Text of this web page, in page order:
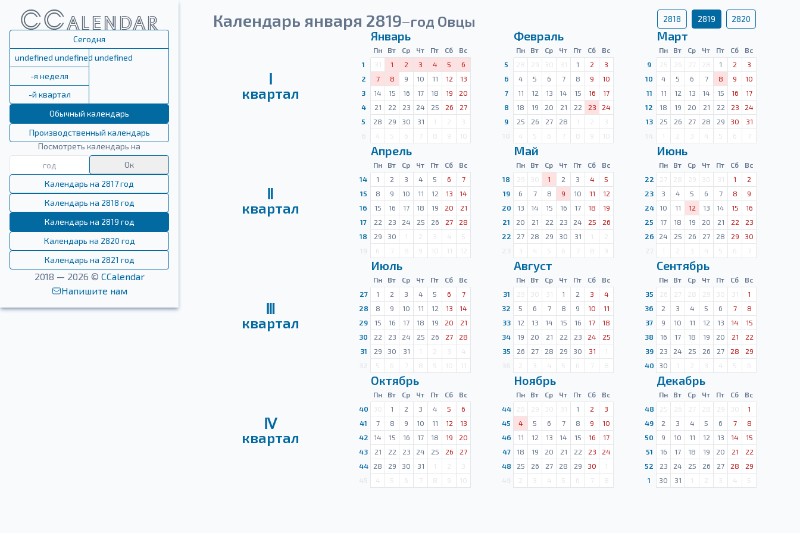
Сегодня
undefined undefined undefined
-я неделя
-й квартал
Обычный календарь
Производственный календарь
Посмотреть календарь на
Ок
Календарь на 2817 год
Календарь на 2818 год
Календарь на 2819 год
Календарь на 2820 год
Календарь на 2821 год
2018 — 2026 © CCalendar
Напишите нам
Календарь января 2819—год Овцы 2818 2819 2820
Ⅰ
квартал
Январь
Пн Вт Ср Чт Пт Сб
Вс
1
31 1 2 3 4 5
6
2
7 8 9 10 11 12
13
3
14 15 16 17 18 19
20
4
21 22 23 24 25 26
27
5
28 29 30 31 1 2
3
4 5 6 7 8 9 10
Февраль
Пн Вт Ср Чт Пт Сб
Вс
5
28 29 30 31 1 2
3
6
4 5 6 7 8 9
10
7
11 12 13 14 15 16
17
8
18 19 20 21 22 23
24
9
25 26 27 28 1 2
3
4 5 6 7 8 9 10
Март
Пн Вт Ср Чт Пт Сб
Вс
9
25 26 27 28 1 2
3
10
4 5 6 7 8 9
10
11
11 12 13 14 15 16
17
12
18 19 20 21 22 23
24
13
25 26 27 28 29 30
31
1 2 3 4 5 6 7
Ⅱ
квартал
Апрель
Пн Вт Ср Чт Пт Сб
Вс
14
1 2 3 4 5 6
7
15
8 9 10 11 12 13
14
16
15 16 17 18 19 20
21
17
22 23 24 25 26 27
28
18
29 30 1 2 3 4
5
6 7 8 9 10 11 12
Май
Пн Вт Ср Чт Пт Сб
Вс
18
29 30 1 2 3 4
5
19
6 7 8 9 10 11
12
20
13 14 15 16 17 18
19
21
20 21 22 23 24 25
26
22
27 28 29 30 31 1
2
3 4 5 6 7 8 9
Июнь
Пн Вт Ср Чт Пт Сб
Вс
22
27 28 29 30 31 1
2
23
3 4 5 6 7 8
9
24
10 11 12 13 14 15
16
25
17 18 19 20 21 22
23
26
24 25 26 27 28 29
30
1 2 3 4 5 6 7
Ⅲ
квартал
Июль
Пн Вт Ср Чт Пт Сб
Вс
27
1 2 3 4 5 6
7
28
8 9 10 11 12 13
14
29
15 16 17 18 19 20
21
30
22 23 24 25 26 27
28
31
29 30 31 1 2 3
4
5 6 7 8 9 10 11
Август
Пн Вт Ср Чт Пт Сб
Вс
31
29 30 31 1 2 3
4
32
5 6 7 8 9 10
11
33
12 13 14 15 16 17
18
34
19 20 21 22 23 24
25
35
26 27 28 29 30 31
1
2 3 4 5 6 7 8
Сентябрь
Пн Вт Ср Чт Пт Сб
Вс
35
26 27 28 29 30 31
1
36
2 3 4 5 6 7
8
37
9 10 11 12 13 14
15
38
16 17 18 19 20 21
22
39
23 24 25 26 27 28
29
40
30 1 2 3 4 5 6
Ⅳ
квартал
Октябрь
Пн Вт Ср Чт Пт Сб
Вс
40
30 1 2 3 4 5
6
41
7 8 9 10 11 12
13
42
14 15 16 17 18 19
20
43
21 22 23 24 25 26
27
44
28 29 30 31 1 2
3
4 5 6 7 8 9 10
Ноябрь
Пн Вт Ср Чт Пт Сб
Вс
44
28 29 30 31 1 2
3
45
4 5 6 7 8 9
10
46
11 12 13 14 15 16
17
47
18 19 20 21 22 23
24
48
25 26 27 28 29 30
1
2 3 4 5 6 7 8
Декабрь
Пн Вт Ср Чт Пт Сб
Вс
48
25 26 27 28 29 30
1
49
2 3 4 5 6 7
8
50
9 10 11 12 13 14
15
51
16 17 18 19 20 21
22
52
23 24 25 26 27 28
29
1
30 31 1 2 3 4 5